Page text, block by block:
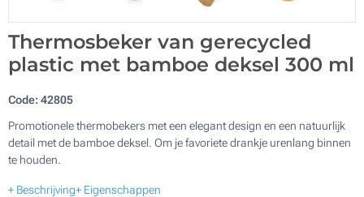
Thermosbeker van gerecycled
plastic met bamboe deksel 300 ml
Code:42805
Promotionele thermobekers met een elegant design en een natuurlijk
detail met de bamboe deksel. Om je favoriete drankje urenlang binnen
te houden.
+ Beschrijving+ Eigenschappen